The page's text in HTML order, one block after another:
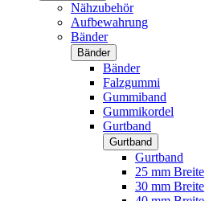
Nähzubehör
Aufbewahrung
Bänder
Bänder
Bänder
Falzgummi
Gummiband
Gummikordel
Gurtband
Gurtband
Gurtband
25 mm Breite
30 mm Breite